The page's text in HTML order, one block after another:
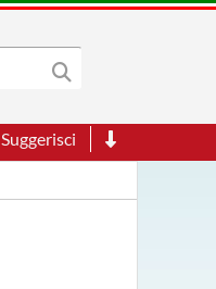
Suggerisci